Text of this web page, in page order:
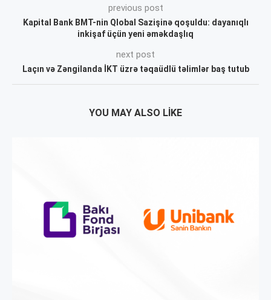
previous post
Kapital Bank BMT-nin Qlobal Sazişinə qoşuldu: dayanıqlı
inkişaf üçün yeni əməkdaşlıq
next post
Laçın və Zəngilanda İKT üzrə təqaüdlü təlimlər baş tutub
YOU MAY ALSO LIKE